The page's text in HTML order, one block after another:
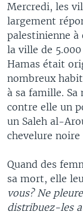
Mercredi, les
largement
palestinienne à
la ville de
Hamas était
nombreux
à sa famille. Sa
contre elle un
un Saleh al-
chevelure noire
Quand des
sa mort, elle
vous? Ne
distribuez-les